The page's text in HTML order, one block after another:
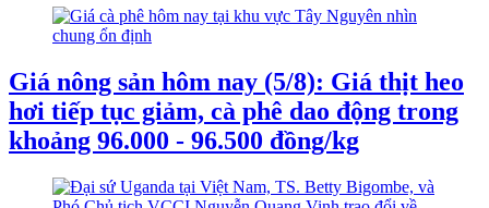
Giá nông sản hôm nay (5/8): Giá thịt heo
hơi tiếp tục giảm, cà phê dao động trong
khoảng 96.000 - 96.500 đồng/kg